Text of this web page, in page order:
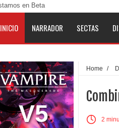
Parte 03: La Traición
Parte 02: Vuelve el Hijo Prodigo
Parte 01: El Comienzo
Parte 01: El Enemigo Interior
en Beta
INICIO NARRADOR SECTAS
V5
Home /
2